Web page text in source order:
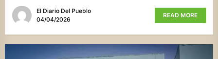
El Diario Del Pueblo
04/04/2026
READ MORE